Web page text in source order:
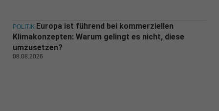
POLITIK Europa ist führend bei kommerziellen
Klimakonzepten: Warum gelingt es nicht, diese
umzusetzen?
08.08.2026